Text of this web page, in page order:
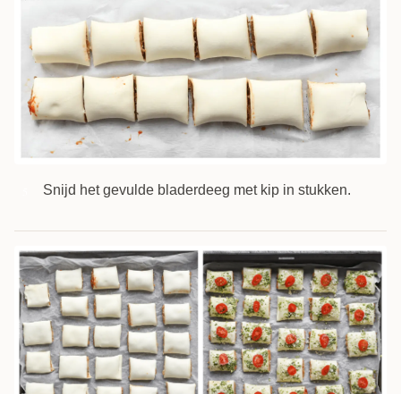
Snijd het gevulde bladerdeeg met kip in stukken.